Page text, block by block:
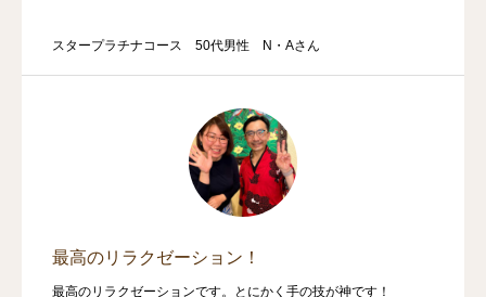
スタープラチナコース 50代男性 N・Aさん
最高のリラクゼーション！
最高のリラクゼーションです。とにかく手の技が神です！